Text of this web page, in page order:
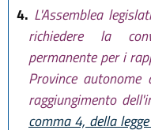
4. L'Assemblea
richiedere la
permanente per i
Province
raggiungimento
comma 4, della